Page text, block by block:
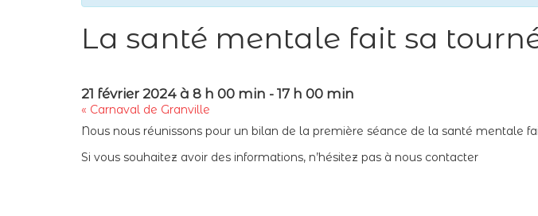
La santé mentale fait sa
21 février 2024 à 8 h 00 min - 17 h 00 min
« Carnaval de Granville
Nous nous réunissons pour un bilan de la première séance de la santé mentale
Si vous souhaitez avoir des informations, n’hésitez pas à nous contacter